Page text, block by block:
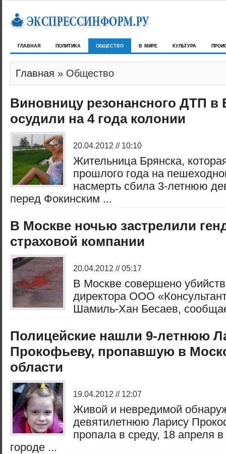
главная политика общество в мире культура
Главная » Общество
Виновницу резонансного ДТП в
осудили на 4 года колонии
20.04.2012 // 10:10
Жительница Брянска,
прошлого года на
насмерть сбила 3-летнюю
перед Фокинским ...
В Москве ночью застрелили
страховой компании
20.04.2012 // 05:17
В Москве совершено
директора ООО
Шамиль-Хан Бесаев,
Полицейские нашли 9-летнюю
Прокофьеву, пропавшую в
области
19.04.2012 // 12:07
Живой и невредимой
девятилетнюю Ларису
пропала в среду, 18 апреля
городе ...